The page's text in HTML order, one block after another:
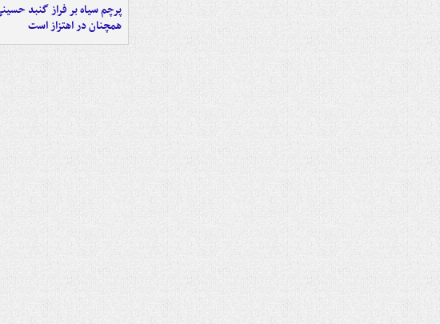
پرچم سیاه بر فراز گنبد
همچنان در اهتزاز است